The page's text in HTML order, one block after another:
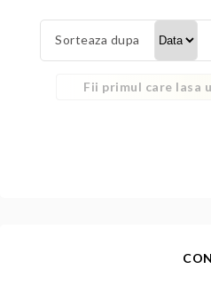
Sorteaza dupa
Fii primul care lasa